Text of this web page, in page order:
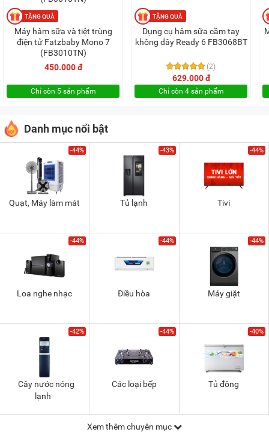
Máy hâm sữa và tiệt trùng
điện tử Fatzbaby Mono 7
(FB3010TN)
450.000 đ
Chỉ còn 5 sản phẩm
Dụng cụ hâm sữa cầm tay
không dây Ready 6 FB3068BT
(2)
629.000 đ
Chỉ còn 4 sản phẩm
Danh mục nổi bật
-44%
Quạt, Máy làm mát
-43%
Tủ lạnh
-44%
Tivi
-44%
Loa nghe nhạc
-44%
Điều hòa
-44%
Máy giặt
-42%
Cây nước nóng
lạnh
-44%
Các loại bếp
-40%
Tủ đông
Xem thêm chuyên mục